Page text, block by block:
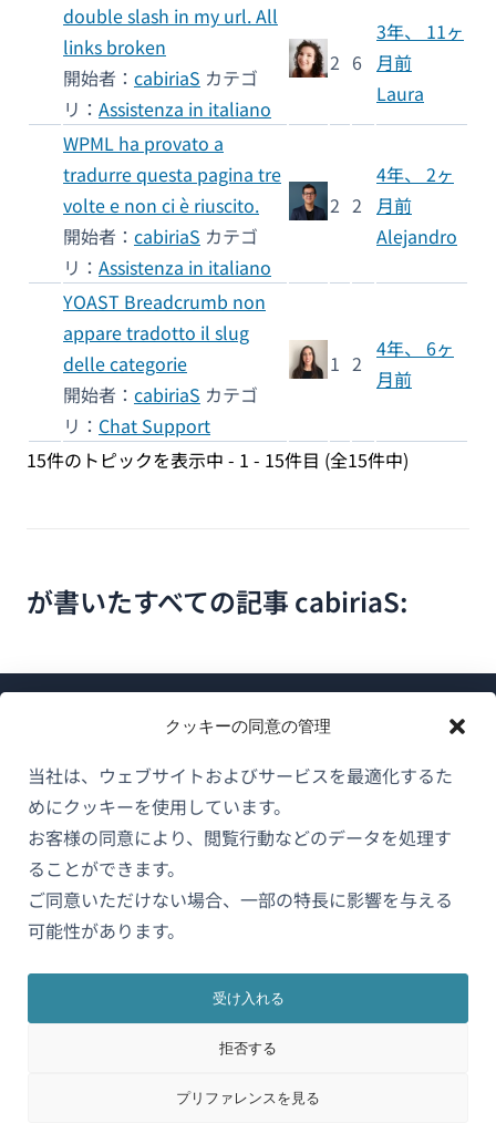
クッキーの同意の管理
当社は、ウェブサイトおよびサービスを最適化するた
めにクッキーを使用しています。
お客様の同意により、閲覧行動などのデータを処理す
ることができます。
ご同意いただけない場合、一部の特長に影響を与える
可能性があります。
受け入れる
拒否する
プリファレンスを見る
double slash in my url. All
links broken
開始者： cabiriaS カテゴ
リ： Assistenza in italiano
2 6
3年、 11ヶ
月前
Laura
WPML ha provato a
tradurre questa pagina tre
volte e non ci è riuscito.
開始者： cabiriaS カテゴ
リ： Assistenza in italiano
2 2
4年、 2ヶ
月前
Alejandro
YOAST Breadcrumb non
appare tradotto il slug
delle categorie
開始者： cabiriaS カテゴ
リ： Chat Support
1 2
4年、 6ヶ
月前
15件のトピックを表示中 - 1 - 15件目 (全15件中)
が書いたすべての記事 cabiriaS:
OnTheGoSystems Limited
日本語
WPMLについて
GDPRおよびプライバシーポリシー
チームに参加（新
ィ
ド
し
い
ウ
ィ
ド
し
い
ウ
ィ
ド
し
ウ
ド